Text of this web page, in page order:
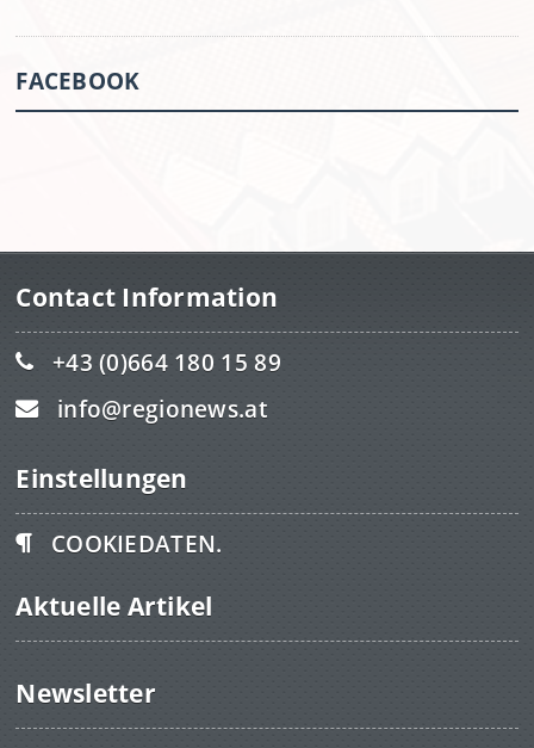
FACEBOOK
Contact Information
+43 (0)664 180 15 89
info@regionews.at
Einstellungen
COOKIEDATEN.
Aktuelle Artikel
Newsletter